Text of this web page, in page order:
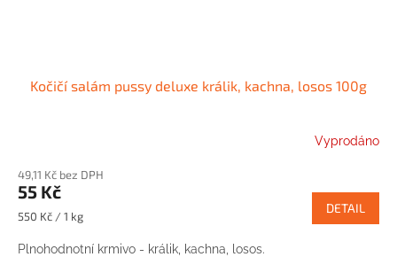
Kočičí salám pussy deluxe králik, kachna, losos 100g
Vyprodáno
49,11 Kč bez DPH
55 Kč
Měrná
550 Kč / 1 kg
DETAIL
Plnohodnotní krmivo - králik, kachna, losos.